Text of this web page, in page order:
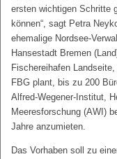
ersten wichtigen Schritte
können“, sagt Petra
ehemalige Nordsee-
Hansestadt Bremen
Fischereihafen
FBG plant, bis zu 200
Alfred-Wegener-Institut,
Meeresforschung (AWI)
Jahre anzumieten.
Das Vorhaben soll zu